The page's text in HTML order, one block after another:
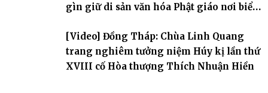
gìn giữ di sản văn hóa Phật giáo nơi biển
[Video] Đồng Tháp: Chùa Linh Quang
trang nghiêm tưởng niệm Húy kị lần thứ
XVIII cố Hòa thượng Thích Nhuận Hiền